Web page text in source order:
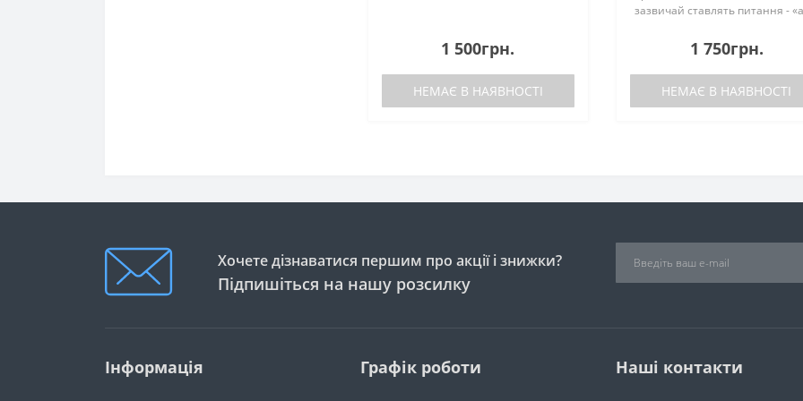
1 500грн.
НЕМАЄ В НАЯВНОСТІ
зазвичай ставлять питання - «а
2017 року випуску?», «Який
матеріал використаний?», «Як
вза..
1 750грн.
НЕМАЄ В НАЯВНОСТІ
Хочете дізнаватися першим про акції і знижки?
Підпишіться на нашу розсилку
Інформація Графік роботи Наші контакти